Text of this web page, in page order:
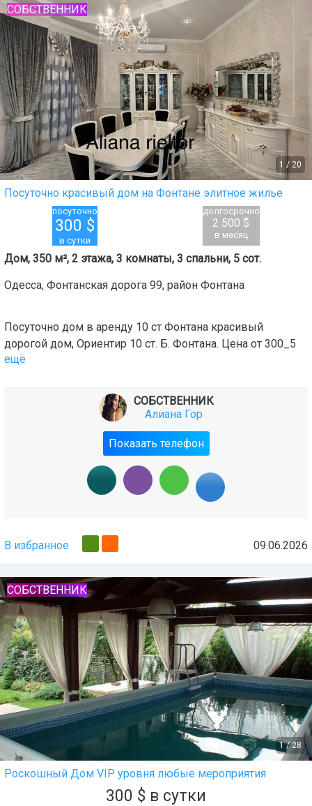
1 / 20
СОБСТВЕННИК
Посуточно красивый дом на Фонтане элитное жилье
посуточно
300 $
в сутки
долгосрочно
2 500 $
в месяц
Дом, 350 м², 2 этажа, 3 комнаты, 3 спальни, 5 сот.
Одесса, Фонтанская дорога 99, район Фонтана
Посуточно дом в аренду 10 ст Фонтана красивый
дорогой дом, Ориентир 10 ст. Б. Фонтана. Цена от 300_5
ещё
СОБСТВЕННИК
Алиана Гор
Показать телефон
В избранное 09.06.2026
1/28
СОБСТВЕННИК
Роскошный Дом VIP уровня любые мероприятия
300 $ в сутки